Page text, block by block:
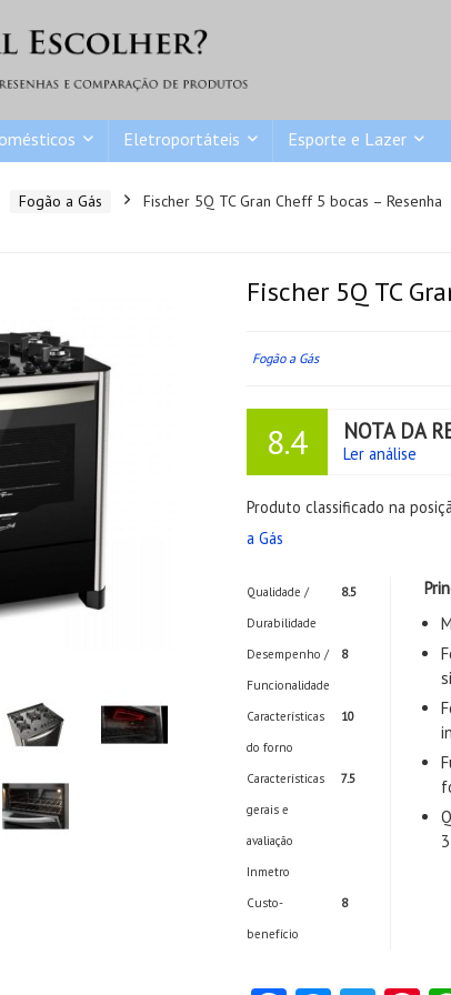
Eletroportáteis Esporte e Lazer
Fogão a Gás Fischer 5Q TC Gran Cheff 5 bocas – Resenha
Fischer 5Q TC
Fogão a Gás
8.4 NOTA DA
Ler análise
Produto classificado na
a Gás
Qualidade /
Durabilidade
8.5
Desempenho /
Funcionalidade
8
Características
do forno
10
Características
gerais e
avaliação
Inmetro
7.5
Custo-
benefício
8